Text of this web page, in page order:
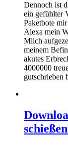
Dennoch ist
ein gefühlter
Paketbote
Alexa mein
Milch
meinem
akutes
4000000
gutschrieben